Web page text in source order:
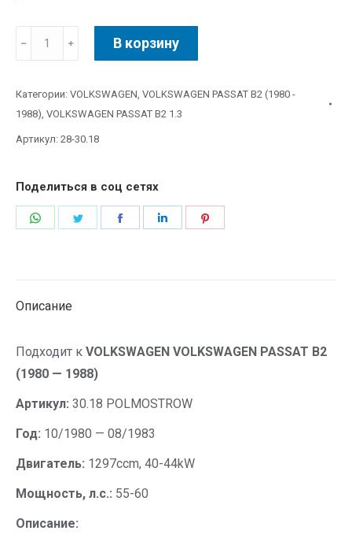
В корзину
Категории: VOLKSWAGEN, VOLKSWAGEN PASSAT B2 (1980 -
1988), VOLKSWAGEN PASSAT B2 1.3
Артикул: 28-30.18
Поделиться в соц сетях
Описание
Подходит к VOLKSWAGEN VOLKSWAGEN PASSAT B2
(1980 — 1988)
Артикул: 30.18 POLMOSTROW
Год: 10/1980 — 08/1983
Двигатель: 1297ccm, 40-44kW
Мощность, л.с.: 55-60
Описание: